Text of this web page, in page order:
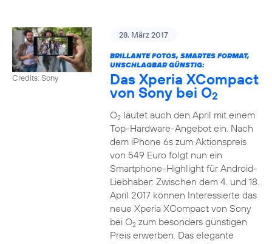
Credits: Sony
28. März 2017
BRILLANTE FOTOS, SMARTES FORMAT,
UNSCHLAGBAR GÜNSTIG:
Das Xperia XCompact
von Sony bei O2
O2läutet auch den April mit einem
Top-Hardware-Angebot ein. Nach
dem iPhone 6s zum Aktionspreis
von 549 Euro folgt nun ein
Smartphone-Highlight für Android-
Liebhaber: Zwischen dem 4. und 18.
April 2017 können Interessierte das
neue Xperia XCompact von Sony
bei O2zum besonders günstigen
Preis erwerben. Das elegante